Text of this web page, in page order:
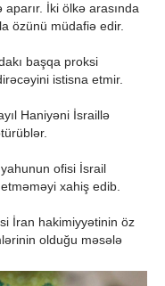
İki ölkə arasında
özünü müdafiə edir.
başqa proksi
istisna etmir.
Haniyəni İsraillə
ofisi İsrail
xahiş edib.
İran hakimiyyətinin öz
olduğu məsələ